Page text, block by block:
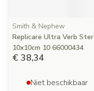
Smith & Nephew
Replicare Ultra Verb Ster
10x10cm 10 66000434
€ 38,34
Niet beschikbaar